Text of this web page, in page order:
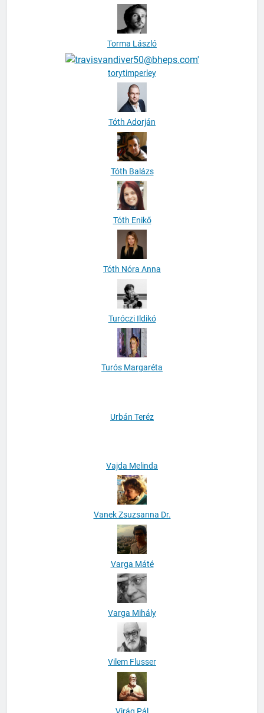
Torma László
Tóth Adorján
Tóth Balázs
Tóth Enikő
Tóth Nóra Anna
Turóczi Ildikó
Turós Margaréta
Varga Máté
Varga Mihály
Vilem Flusser
Virág Pál
William Stanbury